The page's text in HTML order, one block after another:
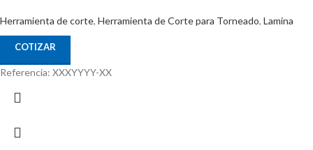
Herramienta de corte, Herramienta de Corte para Torneado, Lamina
COTIZAR
Referencia: XXXYYYY-XX